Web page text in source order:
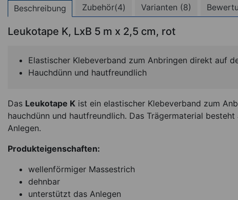
Beschreibung Zubehör(4) Varianten (8)
Leukotape K, LxB 5 m x 2,5 cm, rot
Elastischer Klebeverband zum Anbringen direkt auf
Hauchdünn und hautfreundlich
Das Leukotape K ist ein elastischer Klebeverband zum
hauchdünn und hautfreundlich. Das Trägermaterial
Anlegen.
Produkteigenschaften:
wellenförmiger Massestrich
dehnbar
unterstützt das Anlegen